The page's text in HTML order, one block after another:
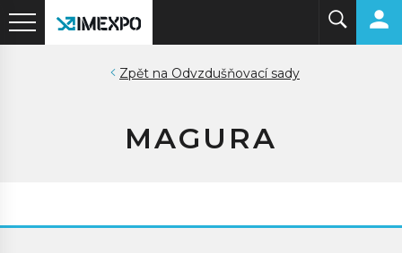
Odvzdušňovací sady
MAGURA